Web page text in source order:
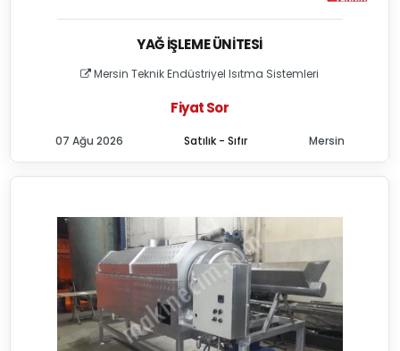
YAĞ İŞLEME ÜNITESI
Mersin Teknik Endüstriyel Isıtma Sistemleri
Fiyat Sor
Satılık - Sıfır
07 Ağu 2026 Mersin